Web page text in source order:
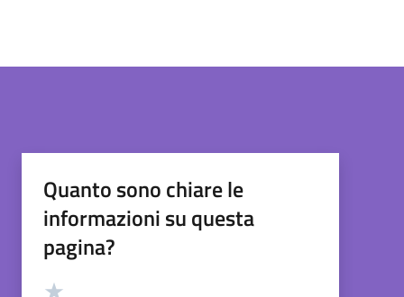
Quanto sono chiare le
informazioni su questa
pagina?
Valutazione